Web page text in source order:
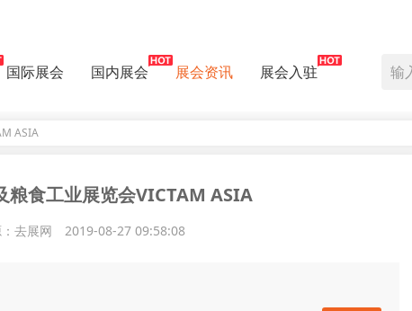
国际展会 国内展会 展会资讯 展会入驻 输
ASIA
粮食工业展览会VICTAM ASIA
去展网 2019-08-27 09:58:08